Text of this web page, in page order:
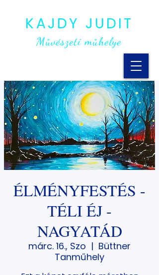
KAJDY JUDIT
Művészeti műhelye
ÉLMÉNYFESTÉS -
TÉLI ÉJ -
NAGYATÁD
márc. 16., Szo
  |
Büttner
Tanműhely